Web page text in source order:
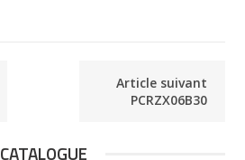
Article suivant
PCRZX06B30
CATALOGUE